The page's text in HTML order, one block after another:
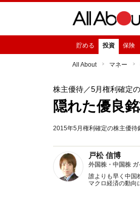
貯める 投資 保険
All About マネー
株主優待／5月権利確定
隠れた優良
2015年5月権利確定の株主優待
戸松 信博
外国株・中国株 ガ
誰よりも早く中国
マクロ経済の動向